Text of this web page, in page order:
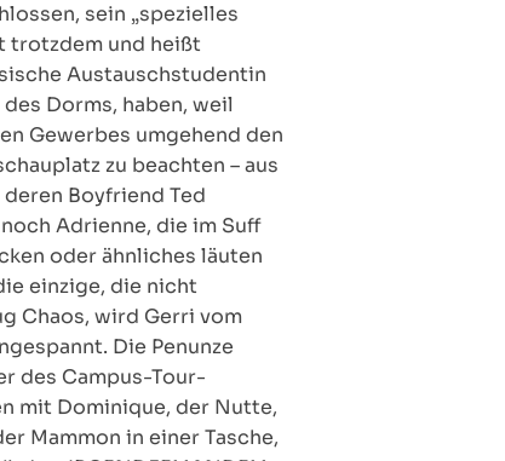
sein „spezielles
trotzdem und heißt
Austauschstudentin
Dorms, haben, weil
Gewerbes umgehend den
zu beachten – aus
Boyfriend Ted
Adrienne, die im Suff
oder ähnliches läuten
einzige, die nicht
Chaos, wird Gerri vom
Die Penunze
des Campus-Tour-
mit Dominique, der Nutte,
Mammon in einer Tasche,